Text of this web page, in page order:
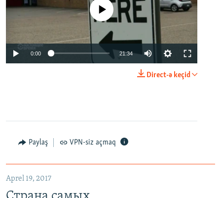
No media source currently available
0:00 21:34
Direct-ə keçid
Paylaş VPN-siz açmaq
Aprel 19, 2017